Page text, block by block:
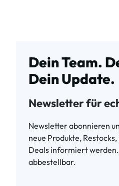
Dein Team.
Dein Update.
Newsletter für
Newsletter abonnieren
neue Produkte, Restocks,
Deals informiert
abbestellbar.